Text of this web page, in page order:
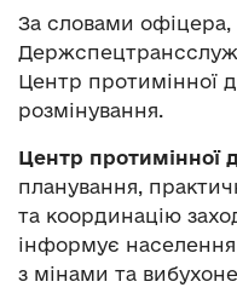
За словами
Центр протимінної
розмінування.
Центр протимінної
планування,
та координацію
інформує населення
з мінами та